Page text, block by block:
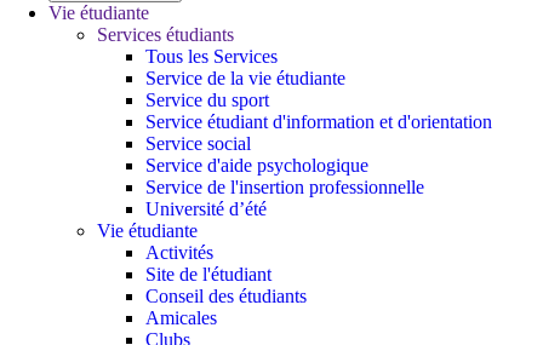
Vie étudiante
Services étudiants
Tous les Services
Service de la vie étudiante
Service du sport
Service étudiant d'information et d'orientation
Service social
Service d'aide psychologique
Service de l'insertion professionnelle
Université d’été
Vie étudiante
Activités
Site de l'étudiant
Conseil des étudiants
Amicales
Clubs